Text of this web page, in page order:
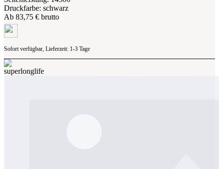
Druckfarbe: schwarz
Ab 83,75 € brutto
Sofort verfügbar, Lieferzeit: 1-3 Tage